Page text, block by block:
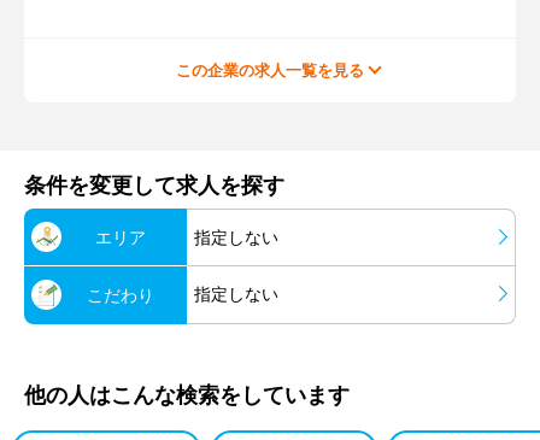
この企業の求人一覧を見る
条件を変更して求人を探す
エリア 指定しない
こだわり 指定しない
他の人はこんな検索をしています